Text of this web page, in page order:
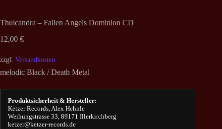
Thulcandra – Fallen Angels Dominion CD
12,00 €
zzgl. Versandkosten
melodic Black / Death Metal
Produktsicherheit & Hersteller:
Ketzer Records, Alex Hehnle
Weihungstrasse 33, 89171 Illerkirchberg
ketzer@ketzer-records.de